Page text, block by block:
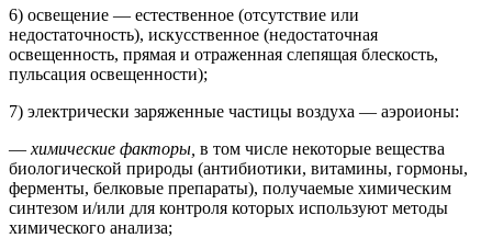
6) освещение — естественное (отсутствие или
недостаточность), искусственное (недостаточная
освещенность, прямая и отраженная слепящая блескость,
пульсация освещенности);
7) электрически заряженные частицы воздуха — аэроионы:
— химические факторы, в том числе некоторые вещества
биологической природы (антибиотики, витамины, гормоны,
ферменты, белковые препараты), получаемые химическим
синтезом и/или для контроля которых используют методы
химического анализа;